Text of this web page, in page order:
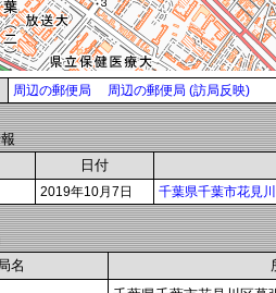
周辺の郵便局 周辺の郵便局 (訪局反映)
日付
2019年10月7日 千葉県千葉市花見
局名